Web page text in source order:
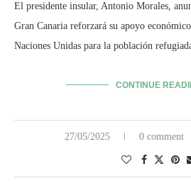
El presidente insular, Antonio Morales,
Gran Canaria reforzará su apoyo
Naciones Unidas para la población
CONTINUE
27/05/2025 0 comment